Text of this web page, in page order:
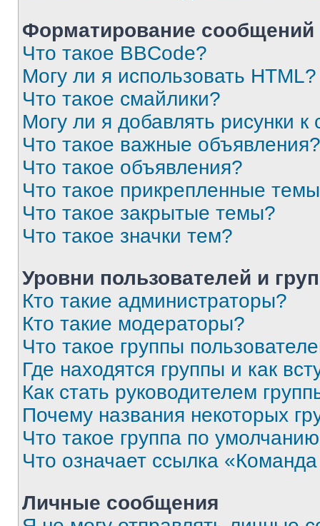
Форматирование
Что такое BBCode?
Могу ли я использовать HTML?
Что такое смайлики?
Могу ли я добавлять рисунки
Что такое важные объявления?
Что такое объявления?
Что такое прикрепленные
Что такое закрытые темы?
Что такое значки тем?
Уровни пользователей и
Кто такие администраторы?
Кто такие модераторы?
Что такое группы
Где находятся группы и как
Как стать руководителем
Почему названия некоторых
Что такое группа по
Что означает ссылка
Личные сообщения